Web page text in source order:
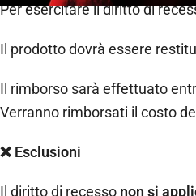
Per esercitare il diritto di
Il prodotto dovrà essere
Il rimborso sarà effettuato
Verranno rimborsati il costo
❌ Esclusioni
Il diritto di recesso non si